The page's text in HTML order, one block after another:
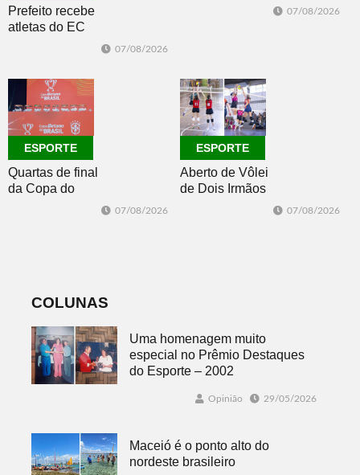
Prefeito recebe
atletas do EC
Master 65+
07/08/2026
07/08/2026
ESPORTE
Quartas de final
da Copa do
Brasil 2026: veja
07/08/2026
ESPORTE
Aberto de Vôlei
de Dois Irmãos
07/08/2026
COLUNAS
Uma homenagem muito
especial no Prêmio Destaques
do Esporte – 2002
Opinião 29/05/2026
Maceió é o ponto alto do
nordeste brasileiro